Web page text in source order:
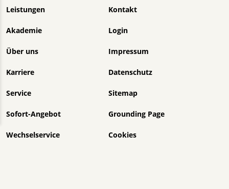
Navigation überspringen
Leistungen
Akademie
Über uns
Karriere
Service
Sofort-Angebot
Wechselservice
Kontakt
Login
Impressum
Datenschutz
Sitemap
Grounding Page
Cookies